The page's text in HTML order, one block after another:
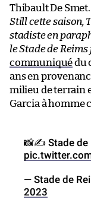
Thibault De Smet.
Still cette saison,
stadiste en
le Stade de Reims
communiquédu
ans en
milieu de terrain
Garcia à homme
📸✍️ Stade de
— Stade de
2023